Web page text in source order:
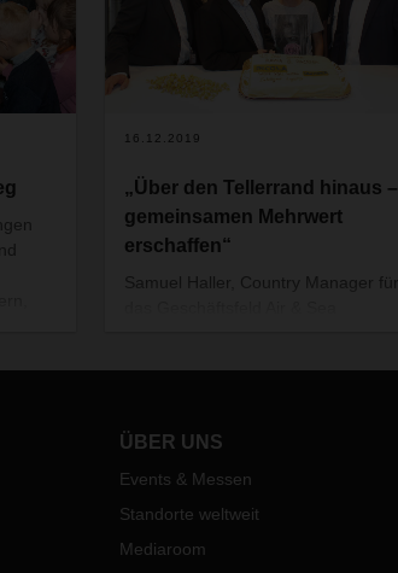
16.12.2019
„Über den Tellerrand hinaus –
gemeinsamen Mehrwert
erschaffen“
Samuel Haller, Country Manager für
ÜBER UNS
Events & Messen
Standorte weltweit
Mediaroom